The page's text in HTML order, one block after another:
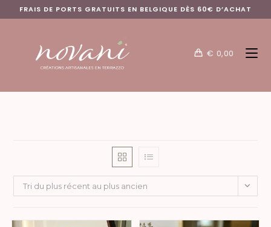
FRAIS DE PORTS GRATUITS EN BELGIQUE DÈS 60€ D’ACHAT
€ 0,00
Tri du plus récent au plus ancien